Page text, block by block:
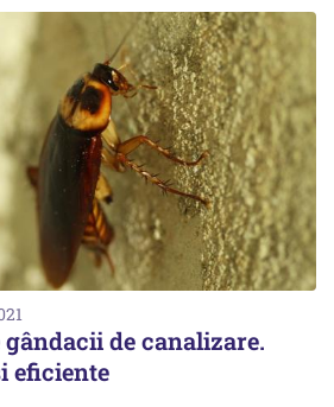
gândacii de canalizare.
eficiente